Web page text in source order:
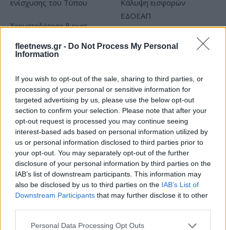
fleetnews.gr - Do Not Process My Personal
Information
If you wish to opt-out of the sale, sharing to third parties, or
processing of your personal or sensitive information for
targeted advertising by us, please use the below opt-out
section to confirm your selection. Please note that after your
opt-out request is processed you may continue seeing
interest-based ads based on personal information utilized by
us or personal information disclosed to third parties prior to
your opt-out. You may separately opt-out of the further
disclosure of your personal information by third parties on the
IAB’s list of downstream participants. This information may
also be disclosed by us to third parties on the IAB’s List of
Downstream Participants that may further disclose it to other
Please note that this website/app uses one or more Google
Personal Data Processing Opt Outs
Χρηματοδότηση 8 εκατ.
ενημέρωσης- Ξεκίνησε το
πενταετές πρόγραμμα
Media: Με ενίσχυση 8 εκατ.
ευρώ σε 451 επιχειρήσεις
εισφορών ΕΔΟΕΑΠ
IAB Hellas: Νέα Διοικούσα Επιτροπή και νέο Διοικητικό
Συμβούλιο - Πρόεδρος ο Γαληνός Γιαγλής
Νέο Audi A2 e-tron με
Η Chery επενδύει 75 εκατ.